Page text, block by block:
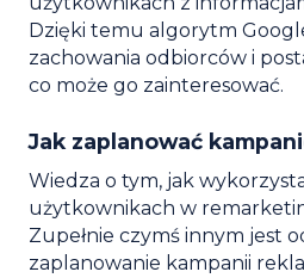
Dzięki temu algorytm
zachowania odbiorców i
co może go zainteresować.
Jak zaplanować
Wiedza o tym, jak
użytkownikach w
Zupełnie czymś innym jest
zaplanowanie kampanii